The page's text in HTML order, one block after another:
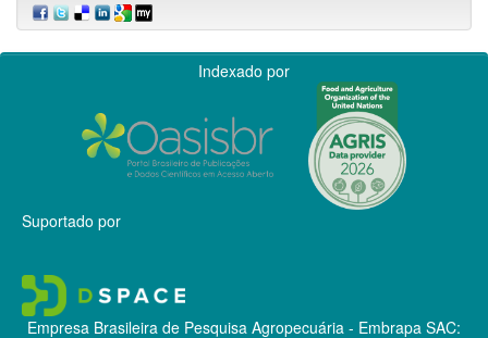
Indexado por
Suportado por
Empresa Brasileira de Pesquisa Agropecuária - Embrapa SAC: